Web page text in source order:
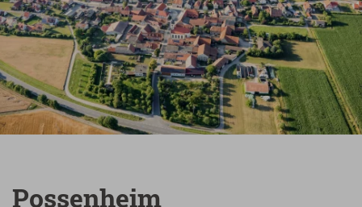
Possenheim